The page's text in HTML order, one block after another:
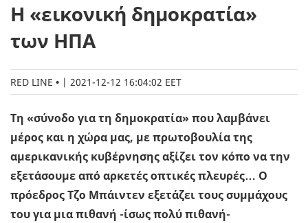
Η «εικονική δημοκρατία»
των ΗΠΑ
RED LINE | 2021-12-12 16:04:02 EET
Τη «σύνοδο για τη δημοκρατία» που λαμβάνει
μέρος και η χώρα μας, με πρωτοβουλία της
αμερικανικής κυβέρνησης αξίζει τον κόπο να την
εξετάσουμε από αρκετές οπτικές πλευρές… Ο
πρόεδρος Τζο Μπάιντεν εξετάζει τους συμμάχους
του για μια πιθανή -ίσως πολύ πιθανή-